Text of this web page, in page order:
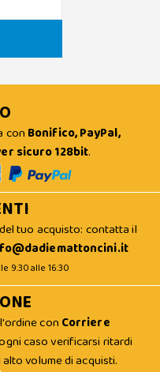
con Bonifico, PayPal,
sicuro 128bit.
tuo acquisto: contatta il
9:30 alle 16:30
con Corriere
caso verificarsi ritardi
volume di acquisti.